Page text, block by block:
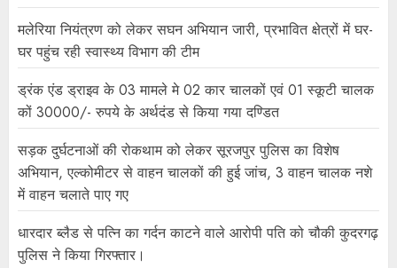
मलेरिया नियंत्रण को लेकर सघन अभियान जारी, प्रभावित क्षेत्रों में घर-
घर पहुंच रही स्वास्थ्य विभाग की टीम
ड्रंक एंड ड्राइव के 03 मामले मे 02 कार चालकों एवं 01 स्कूटी चालक
कों 30000/- रुपये के अर्थदंड से किया गया दण्डित
सड़क दुर्घटनाओं की रोकथाम को लेकर सूरजपुर पुलिस का विशेष
अभियान, एल्कोमीटर से वाहन चालकों की हुई जांच, 3 वाहन चालक नशे
में वाहन चलाते पाए गए
धारदार ब्लैड से पत्नि का गर्दन काटने वाले आरोपी पति को चौकी कुदरगढ़
पुलिस ने किया गिरफ्तार।